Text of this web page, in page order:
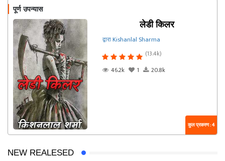
पूर्ण उपन्यास
लेडी किलर
द्वारा Kishanlal Sharma
(13.4k)
46.2k
1 20.8k
कुल प्रकरण : 4
NEW REALESED